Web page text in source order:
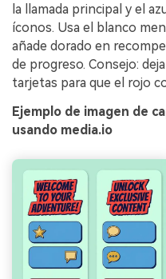
la llamada principal y el
íconos. Usa el blanco
añade dorado en
de progreso. Consejo:
tarjetas para que el rojo
Ejemplo de imagen de
usando media.io